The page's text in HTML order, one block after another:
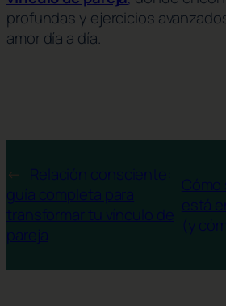
profundas y ejercicios
amor día a día.
←
Relación consciente:
guía completa para
transformar tu vínculo de
pareja
Cómo
está
(y